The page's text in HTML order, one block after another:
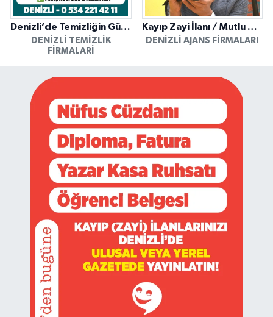
Denizli’de Temizliğin Güvenilir Adresi: Özkan Yerinde Yıkama
DENIZLI TEMIZLIK
FIRMALARI
Kayıp Zayi İlanı / Mutlu Ajans / Denizli
DENIZLI AJANS FIRMALARI